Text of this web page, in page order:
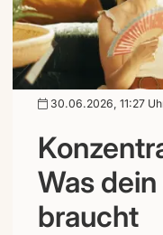
Was
braucht
30.06.2026, 11:27